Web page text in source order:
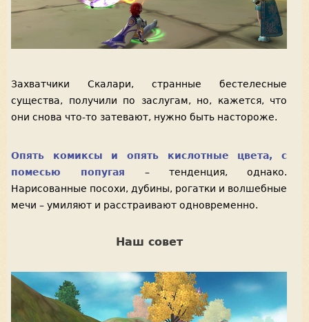
Захватчики Скалари, странные бестелесные
существа, получили по заслугам, но, кажется, что
они снова что-то затевают, нужно быть настороже.
Опять комиксы и опять кислотные цвета, с
помесью попугая – тенденция, однако.
Нарисованные посохи, дубины, рогатки и волшебные
мечи – умиляют и расстраивают одновременно.
Наш совет